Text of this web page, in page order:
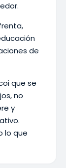
de
que se
no
y
lo que